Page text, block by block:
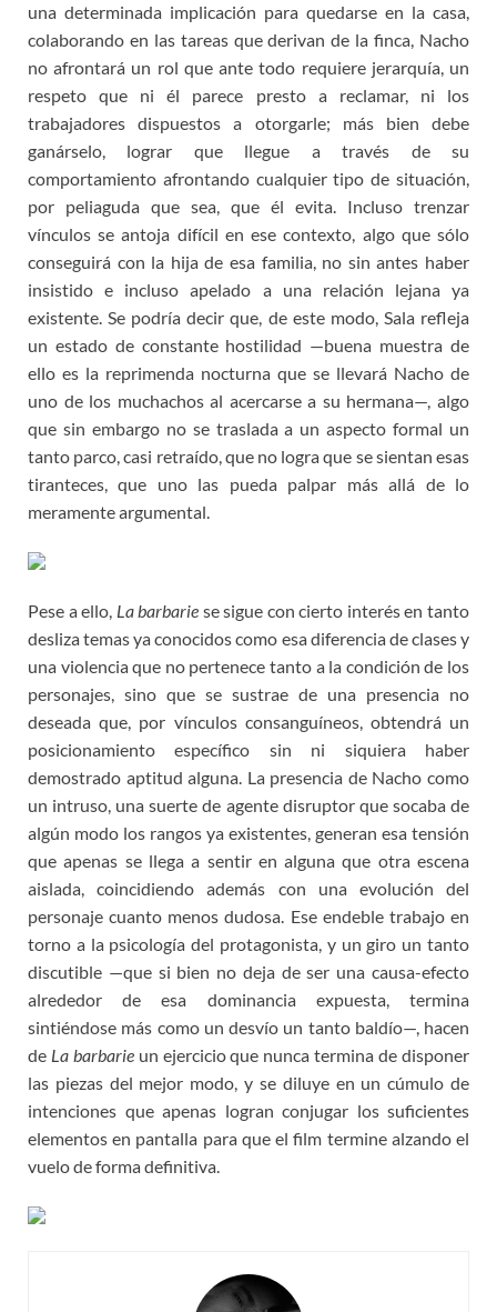
una determinada implicación para quedarse en la casa,
colaborando en las tareas que derivan de la finca, Nacho
no afrontará un rol que ante todo requiere jerarquía, un
respeto que ni él parece presto a reclamar, ni los
trabajadores dispuestos a otorgarle; más bien debe
ganárselo, lograr que llegue a través de su
comportamiento afrontando cualquier tipo de situación,
por peliaguda que sea, que él evita. Incluso trenzar
vínculos se antoja difícil en ese contexto, algo que sólo
conseguirá con la hija de esa familia, no sin antes haber
insistido e incluso apelado a una relación lejana ya
existente. Se podría decir que, de este modo, Sala refleja
un estado de constante hostilidad —buena muestra de
ello es la reprimenda nocturna que se llevará Nacho de
uno de los muchachos al acercarse a su hermana—, algo
que sin embargo no se traslada a un aspecto formal un
tanto parco, casi retraído, que no logra que se sientan esas
tiranteces, que uno las pueda palpar más allá de lo
meramente argumental.
Pese a ello, La barbarie se sigue con cierto interés en tanto
desliza temas ya conocidos como esa diferencia de clases y
una violencia que no pertenece tanto a la condición de los
personajes, sino que se sustrae de una presencia no
deseada que, por vínculos consanguíneos, obtendrá un
posicionamiento específico sin ni siquiera haber
demostrado aptitud alguna. La presencia de Nacho como
un intruso, una suerte de agente disruptor que socaba de
algún modo los rangos ya existentes, generan esa tensión
que apenas se llega a sentir en alguna que otra escena
aislada, coincidiendo además con una evolución del
personaje cuanto menos dudosa. Ese endeble trabajo en
torno a la psicología del protagonista, y un giro un tanto
discutible —que si bien no deja de ser una causa-efecto
alrededor de esa dominancia expuesta, termina
sintiéndose más como un desvío un tanto baldío—, hacen
de La barbarie un ejercicio que nunca termina de disponer
las piezas del mejor modo, y se diluye en un cúmulo de
intenciones que apenas logran conjugar los suficientes
elementos en pantalla para que el film termine alzando el
vuelo de forma definitiva.